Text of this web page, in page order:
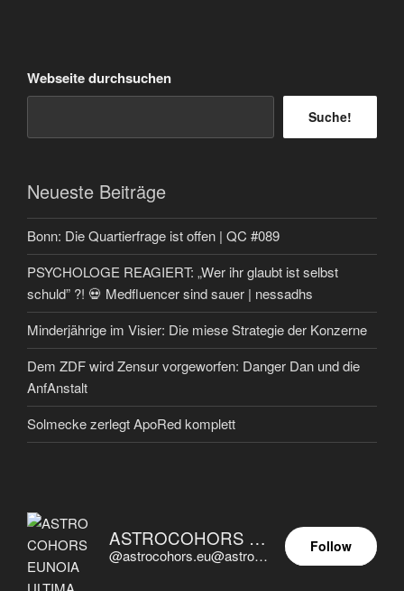
Webseite durchsuchen
Suche!
Neueste Beiträge
Bonn: Die Quartierfrage ist offen | QC #089
PSYCHOLOGE REAGIERT: „Wer ihr glaubt ist selbst
schuld” ?! 💀 Medfluencer sind sauer | nessadhs
Minderjährige im Visier: Die miese Strategie der Konzerne
Dem ZDF wird Zensur vorgeworfen: Danger Dan und die
AnfAnstalt
Solmecke zerlegt ApoRed komplett
ASTROCOHORS EUNOIA ULTIMA
@astrocohors.eu@astrocohors.eu
Follow